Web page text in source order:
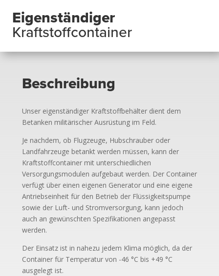
Eigenständiger
Kraftstoffcontainer
Beschreibung
Unser eigenständiger Kraftstoffbehälter dient dem
Betanken militärischer Ausrüstung im Feld.
Je nachdem, ob Flugzeuge, Hubschrauber oder
Landfahrzeuge betankt werden müssen, kann der
Kraftstoffcontainer mit unterschiedlichen
Versorgungsmodulen aufgebaut werden. Der Container
verfügt über einen eigenen Generator und eine eigene
Antriebseinheit für den Betrieb der Flüssigkeitspumpe
sowie der Luft- und Stromversorgung, kann jedoch
auch an gewünschten Spezifikationen angepasst
werden.
Der Einsatz ist in nahezu jedem Klima möglich, da der
Container für Temperatur von -46 °C bis +49 °C
ausgelegt ist.